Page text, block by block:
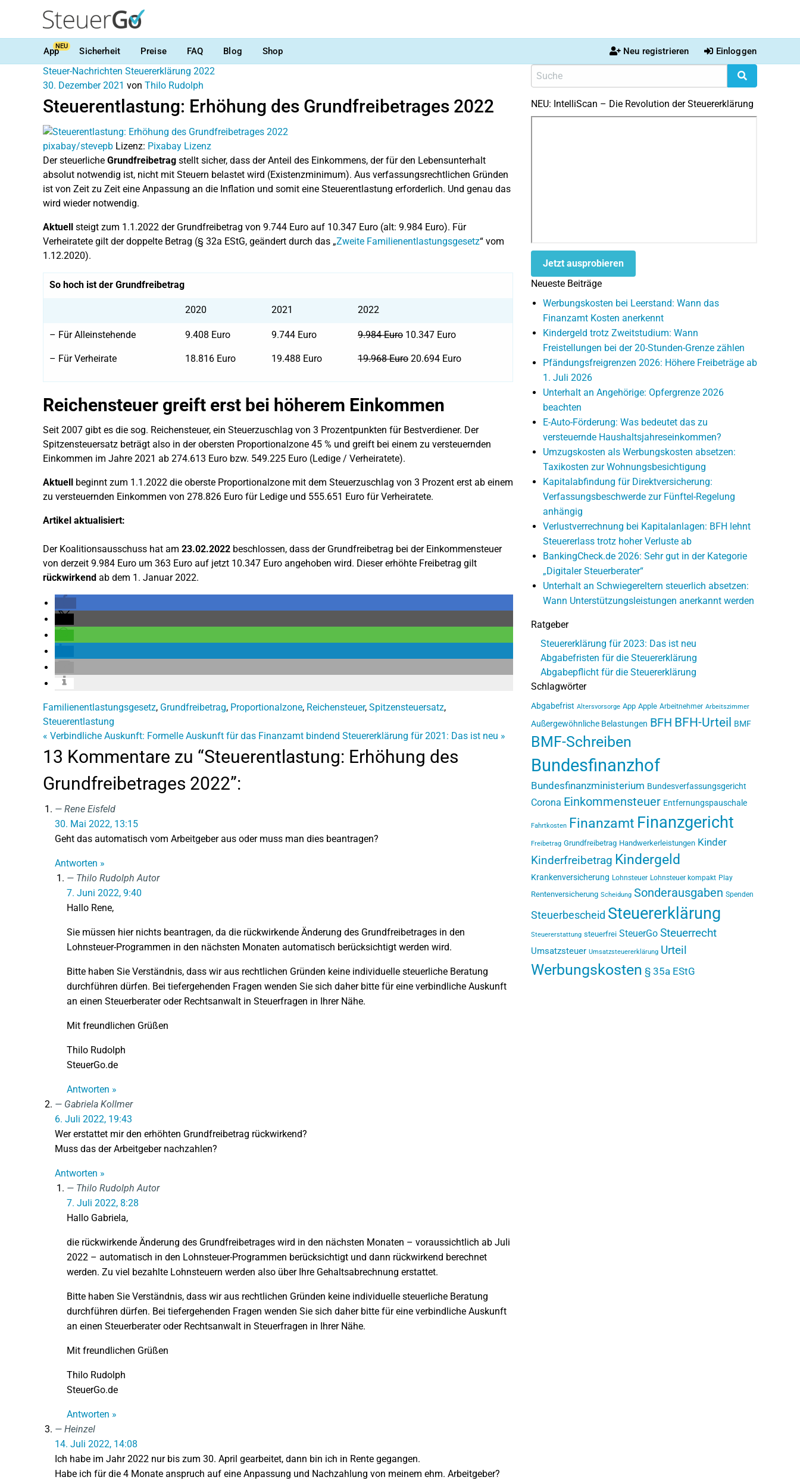
AppNEU Sicherheit Preise FAQ Blog Shop Neu registrieren Einloggen
Steuer-Nachrichten Steuererklärung 2022
30. Dezember 2021 von Thilo Rudolph
Steuerentlastung: Erhöhung des Grundfreibetrages 2022
pixabay/stevepb Lizenz: Pixabay Lizenz
Der steuerliche Grundfreibetrag stellt sicher, dass der Anteil des Einkommens, der für den Lebensunterhalt
absolut notwendig ist, nicht mit Steuern belastet wird (Existenzminimum). Aus verfassungsrechtlichen Gründen
ist von Zeit zu Zeit eine Anpassung an die Inflation und somit eine Steuerentlastung erforderlich. Und genau das
wird wieder notwendig.
Aktuell steigt zum 1.1.2022 der Grundfreibetrag von 9.744 Euro auf 10.347 Euro (alt: 9.984 Euro). Für
Verheiratete gilt der doppelte Betrag (§ 32a EStG, geändert durch das „Zweite Familienentlastungsgesetz“ vom
1.12.2020).
So hoch ist der Grundfreibetrag
2020 2021 2022
– Für Alleinstehende
– Für Verheirate
9.408 Euro
18.816 Euro
9.744 Euro
19.488 Euro
9.984 Euro 10.347 Euro
19.968 Euro 20.694 Euro
Reichensteuer greift erst bei höherem Einkommen
Seit 2007 gibt es die sog. Reichensteuer, ein Steuerzuschlag von 3 Prozentpunkten für Bestverdiener. Der
Spitzensteuersatz beträgt also in der obersten Proportionalzone 45 % und greift bei einem zu versteuernden
Einkommen im Jahre 2021 ab 274.613 Euro bzw. 549.225 Euro (Ledige / Verheiratete).
Aktuell beginnt zum 1.1.2022 die oberste Proportionalzone mit dem Steuerzuschlag von 3 Prozent erst ab einem
zu versteuernden Einkommen von 278.826 Euro für Ledige und 555.651 Euro für Verheiratete.
Artikel aktualisiert:
Der Koalitionsausschuss hat am 23.02.2022 beschlossen, dass der Grundfreibetrag bei der Einkommensteuer
von derzeit 9.984 Euro um 363 Euro auf jetzt 10.347 Euro angehoben wird. Dieser erhöhte Freibetrag gilt
rückwirkend ab dem 1. Januar 2022.
Familienentlastungsgesetz, Grundfreibetrag, Proportionalzone, Reichensteuer, Spitzensteuersatz,
Steuerentlastung
« Verbindliche Auskunft: Formelle Auskunft für das Finanzamt bindend Steuererklärung für 2021: Das ist neu »
13 Kommentare zu “Steuerentlastung: Erhöhung des
Grundfreibetrages 2022”:
Rene Eisfeld
30. Mai 2022, 13:15
Geht das automatisch vom Arbeitgeber aus oder muss man dies beantragen?
Antworten »
Thilo Rudolph Autor
7. Juni 2022, 9:40
Hallo Rene,
Sie müssen hier nichts beantragen, da die rückwirkende Änderung des Grundfreibetrages in den
Lohnsteuer-Programmen in den nächsten Monaten automatisch berücksichtigt werden wird.
Bitte haben Sie Verständnis, dass wir aus rechtlichen Gründen keine individuelle steuerliche Beratung
durchführen dürfen. Bei tiefergehenden Fragen wenden Sie sich daher bitte für eine verbindliche Auskunft
an einen Steuerberater oder Rechtsanwalt in Steuerfragen in Ihrer Nähe.
Mit freundlichen Grüßen
Thilo Rudolph
SteuerGo.de
Antworten »
Gabriela Kollmer
6. Juli 2022, 19:43
Wer erstattet mir den erhöhten Grundfreibetrag rückwirkend?
Muss das der Arbeitgeber nachzahlen?
Antworten »
Thilo Rudolph Autor
7. Juli 2022, 8:28
Hallo Gabriela,
die rückwirkende Änderung des Grundfreibetrages wird in den nächsten Monaten – voraussichtlich ab Juli
2022 – automatisch in den Lohnsteuer-Programmen berücksichtigt und dann rückwirkend berechnet
werden. Zu viel bezahlte Lohnsteuern werden also über Ihre Gehaltsabrechnung erstattet.
Bitte haben Sie Verständnis, dass wir aus rechtlichen Gründen keine individuelle steuerliche Beratung
durchführen dürfen. Bei tiefergehenden Fragen wenden Sie sich daher bitte für eine verbindliche Auskunft
an einen Steuerberater oder Rechtsanwalt in Steuerfragen in Ihrer Nähe.
Mit freundlichen Grüßen
Thilo Rudolph
SteuerGo.de
Antworten »
Heinzel
14. Juli 2022, 14:08
Ich habe im Jahr 2022 nur bis zum 30. April gearbeitet, dann bin ich in Rente gegangen.
Habe ich für die 4 Monate anspruch auf eine Anpassung und Nachzahlung von meinem ehm. Arbeitgeber?
NEU: IntelliScan – Die Revolution der Steuererklärung
Jetzt ausprobieren
Neueste Beiträge
Werbungskosten bei Leerstand: Wann das
Finanzamt Kosten anerkennt
Kindergeld trotz Zweitstudium: Wann
Freistellungen bei der 20-Stunden-Grenze zählen
Pfändungsfreigrenzen 2026: Höhere Freibeträge ab
1. Juli 2026
Unterhalt an Angehörige: Opfergrenze 2026
beachten
E-Auto-Förderung: Was bedeutet das zu
versteuernde Haushaltsjahreseinkommen?
Umzugskosten als Werbungskosten absetzen:
Taxikosten zur Wohnungsbesichtigung
Kapitalabfindung für Direktversicherung:
Verfassungsbeschwerde zur Fünftel-Regelung
anhängig
Verlustverrechnung bei Kapitalanlagen: BFH lehnt
Steuererlass trotz hoher Verluste ab
BankingCheck.de 2026: Sehr gut in der Kategorie
„Digitaler Steuerberater“
Unterhalt an Schwiegereltern steuerlich absetzen:
Wann Unterstützungsleistungen anerkannt werden
Ratgeber
Steuererklärung für 2023: Das ist neu
Abgabefristen für die Steuererklärung
Abgabepflicht für die Steuererklärung
Schlagwörter
Abgabefrist Altersvorsorge App Apple Arbeitnehmer Arbeitszimmer
Außergewöhnliche Belastungen BFH BFH-Urteil BMF
BMF-Schreiben
Bundesfinanzhof
Bundesfinanzministerium Bundesverfassungsgericht
Corona Einkommensteuer Entfernungspauschale
Fahrtkosten Finanzamt Finanzgericht
Freibetrag Grundfreibetrag Handwerkerleistungen Kinder
Kinderfreibetrag Kindergeld
Krankenversicherung Lohnsteuer Lohnsteuer kompakt Play
Rentenversicherung Scheidung Sonderausgaben Spenden
Steuerbescheid Steuererklärung
Steuererstattung steuerfrei SteuerGo Steuerrecht
Umsatzsteuer Umsatzsteuererklärung Urteil
Werbungskosten § 35a EStG